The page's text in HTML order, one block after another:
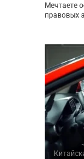
Мечтаете
правовых